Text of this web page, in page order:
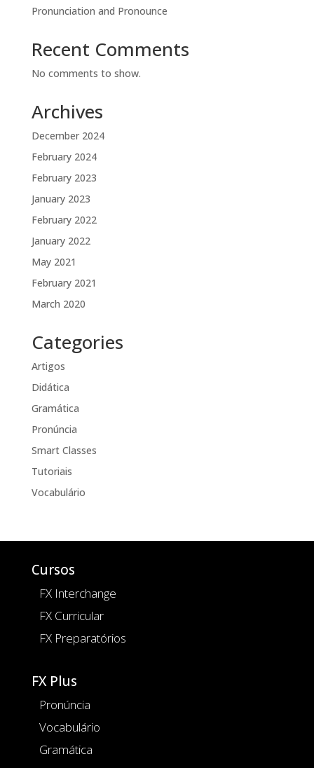
Pronunciation and Pronounce
Recent Comments
No comments to show.
Archives
December 2024
February 2024
February 2023
January 2023
February 2022
January 2022
May 2021
February 2021
March 2020
Categories
Artigos
Didática
Gramática
Pronúncia
Smart Classes
Tutoriais
Vocabulário
Cursos
FX Interchange
FX Curricular
FX Preparatórios
FX Plus
Pronúncia
Vocabulário
Gramática